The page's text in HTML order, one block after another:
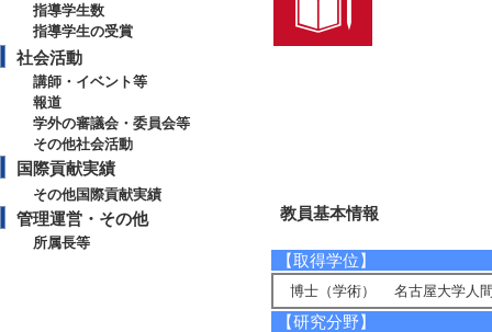
指導学生数
指導学生の受賞
社会活動
講師・イベント等
報道
学外の審議会・委員会等
その他社会活動
国際貢献実績
その他国際貢献実績
管理運営・その他
所属長等
教員基本情報
【取得学位】
博士（学術） 名古屋大学人
【研究分野】